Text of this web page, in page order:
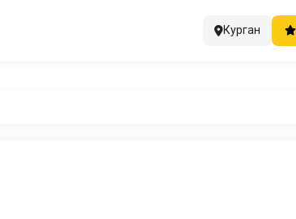
Курган